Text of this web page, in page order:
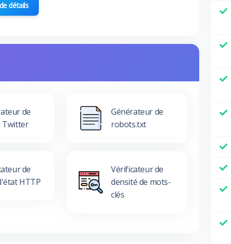
détails
de
Twitter
Générateur de
robots.txt
de
HTTP
Vérificateur de
densité de mots-
clés